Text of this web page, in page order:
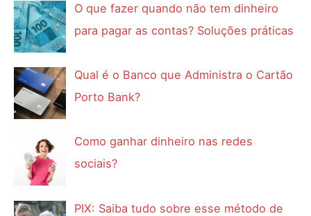
O que fazer quando não tem dinheiro
para pagar as contas? Soluções práticas
Qual é o Banco que Administra o Cartão
Porto Bank?
Como ganhar dinheiro nas redes
sociais?
PIX: Saiba tudo sobre esse método de